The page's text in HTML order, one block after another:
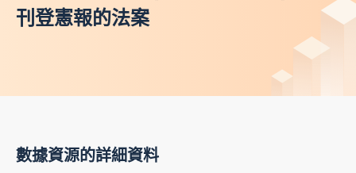
刊登憲報的法案
數據資源的詳細資料